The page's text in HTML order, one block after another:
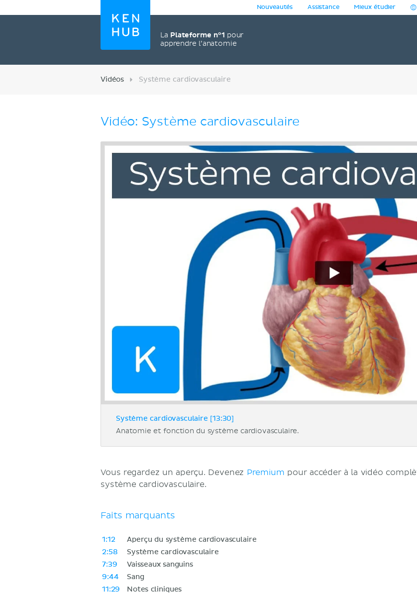
La Plateforme n°1 pour
apprendre l’anatomie
Nouveautés Assistance Mieux étudier
Vidéos Système cardiovasculaire
Vidéo: Système cardiovasculaire
Système cardiovasculaire [13:30]
Anatomie et fonction du système cardiovasculaire.
Vous regardez un aperçu. Devenez Premium pour accéder à la vidéo
système cardiovasculaire.
Faits marquants
1:12
Aperçu du système cardiovasculaire
2:58
Système cardiovasculaire
7:39
Vaisseaux sanguins
9:44
Sang
11:29
Notes cliniques